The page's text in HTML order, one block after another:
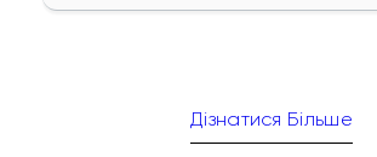
Дізнатися Більше